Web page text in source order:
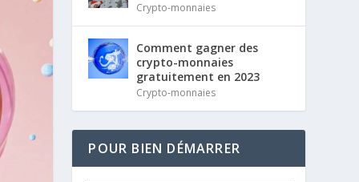
Crypto-monnaies
Comment gagner des
crypto-monnaies
gratuitement en 2023
Crypto-monnaies
POUR BIEN DÉMARRER